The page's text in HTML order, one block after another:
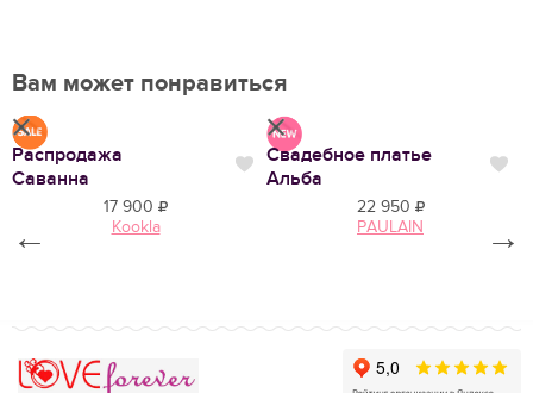
Вам может понравиться
Нравится
Распродажа
Саванна
Нравится
17 900
Kookla
Свадебное платье
Альба
22 950
PAULAIN
← →